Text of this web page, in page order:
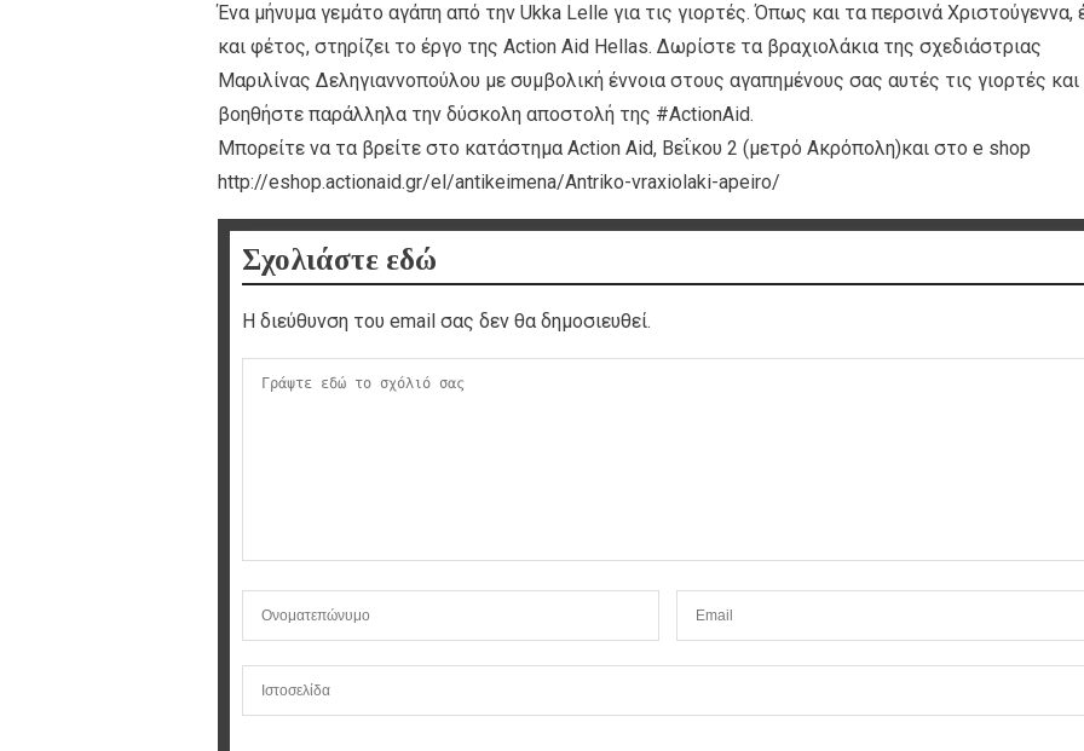
Ένα μήνυμα γεμάτο αγάπη από την Ukka Lelle για τις γιορτές. Όπως και τα περσινά Χριστούγεννα,
και φέτος, στηρίζει το έργο της Action Aid Hellas. Δωρίστε τα βραχιολάκια της σχεδιάστριας
Μαριλίνας Δεληγιαννοπούλου με συμβολική έννοια στους αγαπημένους σας αυτές τις γιορτές και
βοηθήστε παράλληλα την δύσκολη αποστολή της #ActionAid.
Μπορείτε να τα βρείτε στο κατάστημα Action Aid, Βεΐκου 2 (μετρό Ακρόπολη)και στο e shop
http://eshop.actionaid.gr/el/antikeimena/Antriko-vraxiolaki-apeiro/
Σχολιάστε εδώ
Η διεύθυνση του email σας δεν θα δημοσιευθεί.